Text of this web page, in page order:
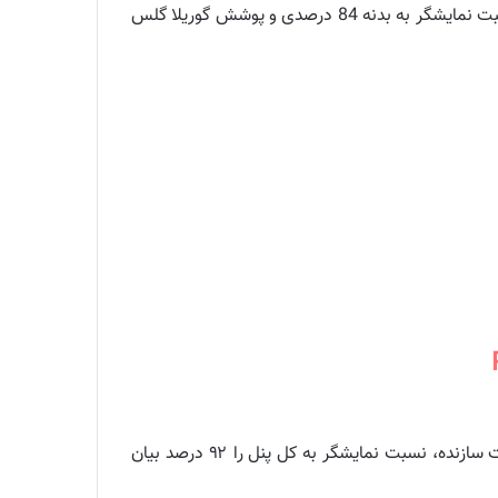
نمایشگر 15.6 اینچی با نسبت 16:9، نور LED پیش‌زمینه، رزولوشن 3840×2160 پیکسل، نرخ به‌روزرسانی 120 هرتز، نسبت نمایشگر به بدنه 84 درصدی و پوشش گوریلا گلس
استودیوبوک ایکس از نمایشگر ۱۷ اینچی WUXGA با رزولوشن ۱۲۰۰ در ۱۹۲۰ پیکسل و نسبت تصویر ۱۶ در ۱۰ بهره می‌برد. شرکت سازنده، نسبت نمایشگر به کل پنل را ۹۲ درصد بیان